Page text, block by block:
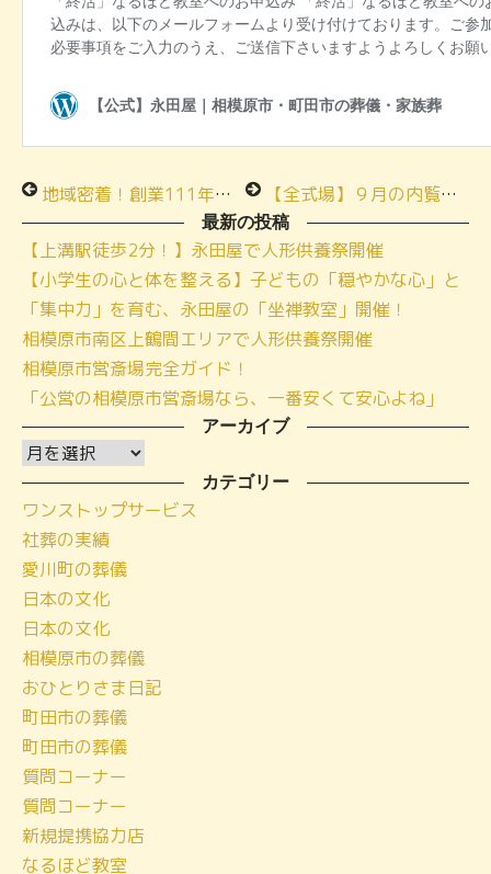
地域密着！創業111年の老舗葬儀社で終活を学んでみませんか？ 【全式場】９月の内覧会・相談会予約受付中です
最新の投稿
【上溝駅徒歩2分！】永田屋で人形供養祭開催
【小学生の心と体を整える】子どもの「穏やかな心」と
「集中力」を育む、永田屋の「坐禅教室」開催！
相模原市南区上鶴間エリアで人形供養祭開催
相模原市営斎場完全ガイド！
「公営の相模原市営斎場なら、一番安くて安心よね」
アーカイブ
ア
ー
カ
イ
ブ
カテゴリー
ワンストップサービス
社葬の実績
愛川町の葬儀
日本の文化
日本の文化
相模原市の葬儀
おひとりさま日記
町田市の葬儀
町田市の葬儀
質問コーナー
質問コーナー
新規提携協力店
なるほど教室